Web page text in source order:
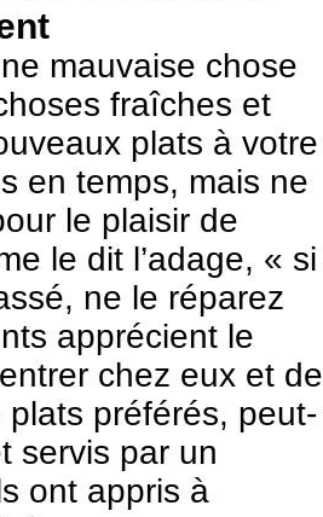
mauvaise chose
fraîches et
plats à votre
en temps, mais ne
le plaisir de
le dit l’adage, « si
ne le réparez
apprécient le
chez eux et de
préférés, peut-
servis par un
ont appris à